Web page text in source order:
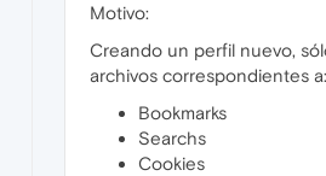
Motivo:
Creando un perfil nuevo,
archivos correspondientes a:
Bookmarks
Searchs
Cookies